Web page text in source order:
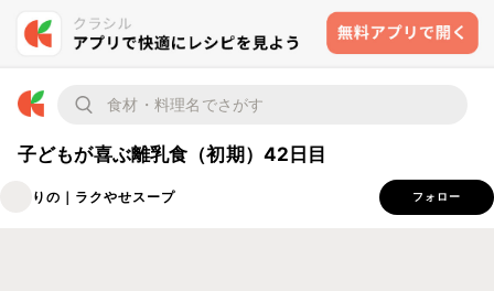
子どもが喜ぶ離乳食（初期）42日目
りの｜ラクやせスープ フォロー